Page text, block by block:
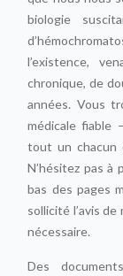
que nous nous
biologie
l’existence,
chronique, de
années. Vous
médicale fiable
tout un chacun
N’hésitez pas à
bas des pages
sollicité l’avis